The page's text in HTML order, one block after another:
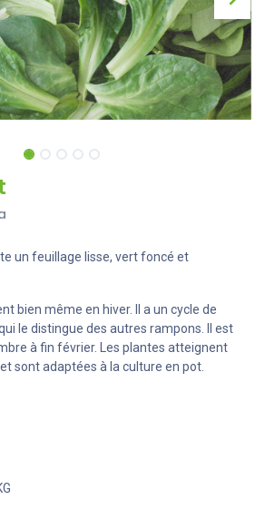
un feuillage lisse, vert foncé et
bien même en hiver. Il a un cycle de
le distingue des autres rampons. Il est
à fin février. Les plantes atteignent
sont adaptées à la culture en pot.